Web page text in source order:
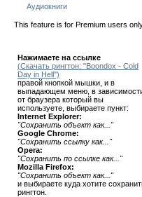
Аудиокниги
This feature is for Premium users
Нажимаете на ссылке
(Скачать рингтон: "Boondox - Cold
Day in Hell")
правой кнопкой мышки, и в
выпадающем меню, в
от браузера который вы
используете, выбираете пункт:
Internet Explorer:
"Сохранить объект как..."
Google Chrome:
"Сохранить ссылку как..."
Opera:
"Сохранить по ссылке как..."
Mozilla Firefox:
"Сохранить объект как..."
и выбираете куда хотите
рингтон.